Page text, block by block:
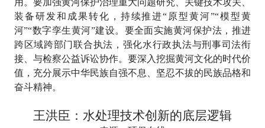
装备研发和成果转化，持续推进“原型黄河”“模型黄
河”“数字孪生黄河”建设。要全面实施黄河保护法，推进
跨区域跨部门联合执法，强化水行政执法与刑事司法衔
接、与检察公益诉讼协作。要深入挖掘黄河文化的时代价
值，充分展示中华民族自强不息、坚忍不拔的民族品格和
奋斗精神。
王洪臣：水处理技术创新的底层逻辑